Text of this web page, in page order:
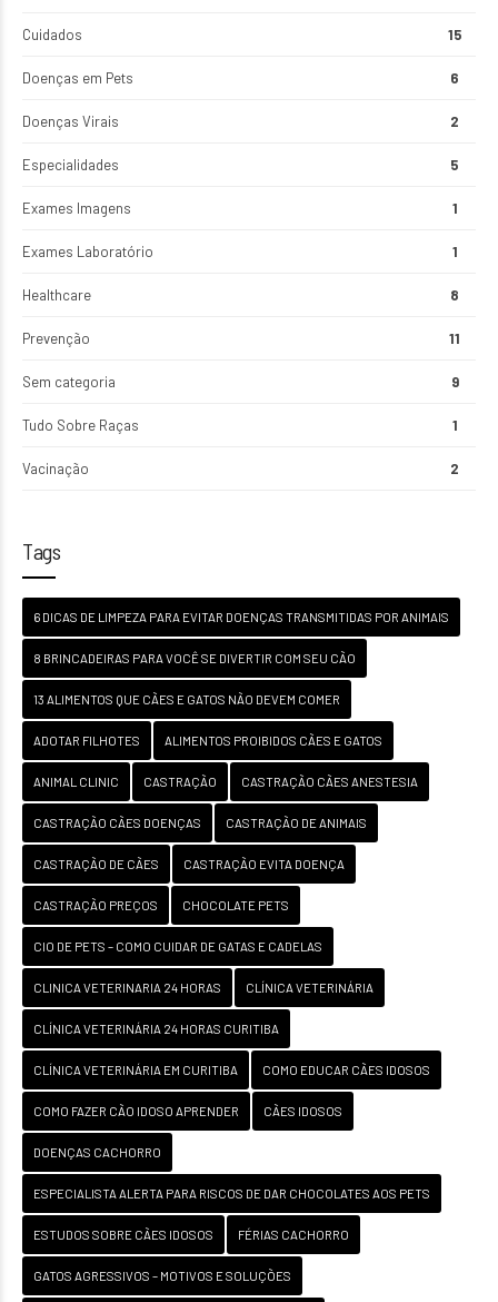
Cuidados 15
Doenças em Pets 6
Doenças Virais 2
Especialidades 5
Exames Imagens 1
Exames Laboratório 1
Healthcare 8
Prevenção 11
Sem categoria 9
Tudo Sobre Raças 1
Vacinação 2
Tags
6 DICAS DE LIMPEZA PARA EVITAR DOENÇAS TRANSMITIDAS POR ANIMAIS
8 BRINCADEIRAS PARA VOCÊ SE DIVERTIR COM SEU CÃO
13 ALIMENTOS QUE CÃES E GATOS NÃO DEVEM COMER
ADOTAR FILHOTES ALIMENTOS PROIBIDOS CÃES E GATOS
ANIMAL CLINIC CASTRAÇÃO CASTRAÇÃO CÃES ANESTESIA
CASTRAÇÃO CÃES DOENÇAS CASTRAÇÃO DE ANIMAIS
CASTRAÇÃO DE CÃES CASTRAÇÃO EVITA DOENÇA
CASTRAÇÃO PREÇOS CHOCOLATE PETS
CIO DE PETS – COMO CUIDAR DE GATAS E CADELAS
CLINICA VETERINARIA 24 HORAS CLÍNICA VETERINÁRIA
CLÍNICA VETERINÁRIA 24 HORAS CURITIBA
CLÍNICA VETERINÁRIA EM CURITIBA COMO EDUCAR CÃES IDOSOS
COMO FAZER CÃO IDOSO APRENDER CÃES IDOSOS
DOENÇAS CACHORRO
ESPECIALISTA ALERTA PARA RISCOS DE DAR CHOCOLATES AOS PETS
ESTUDOS SOBRE CÃES IDOSOS FÉRIAS CACHORRO
GATOS AGRESSIVOS – MOTIVOS E SOLUÇÕES